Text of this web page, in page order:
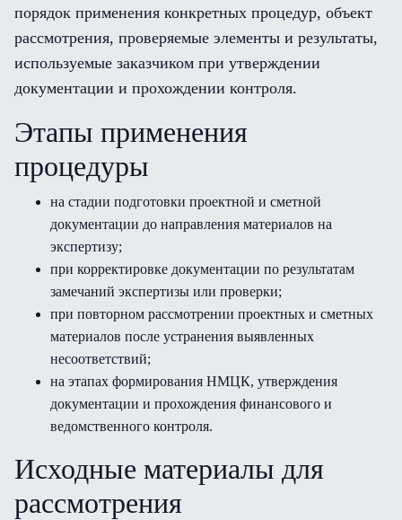
порядок применения конкретных процедур, объект
рассмотрения, проверяемые элементы и результаты,
используемые заказчиком при утверждении
документации и прохождении контроля.
Этапы применения
процедуры
на стадии подготовки проектной и сметной
документации до направления материалов на
экспертизу;
при корректировке документации по результатам
замечаний экспертизы или проверки;
при повторном рассмотрении проектных и сметных
материалов после устранения выявленных
несоответствий;
на этапах формирования НМЦК, утверждения
документации и прохождения финансового и
ведомственного контроля.
Исходные материалы для
рассмотрения